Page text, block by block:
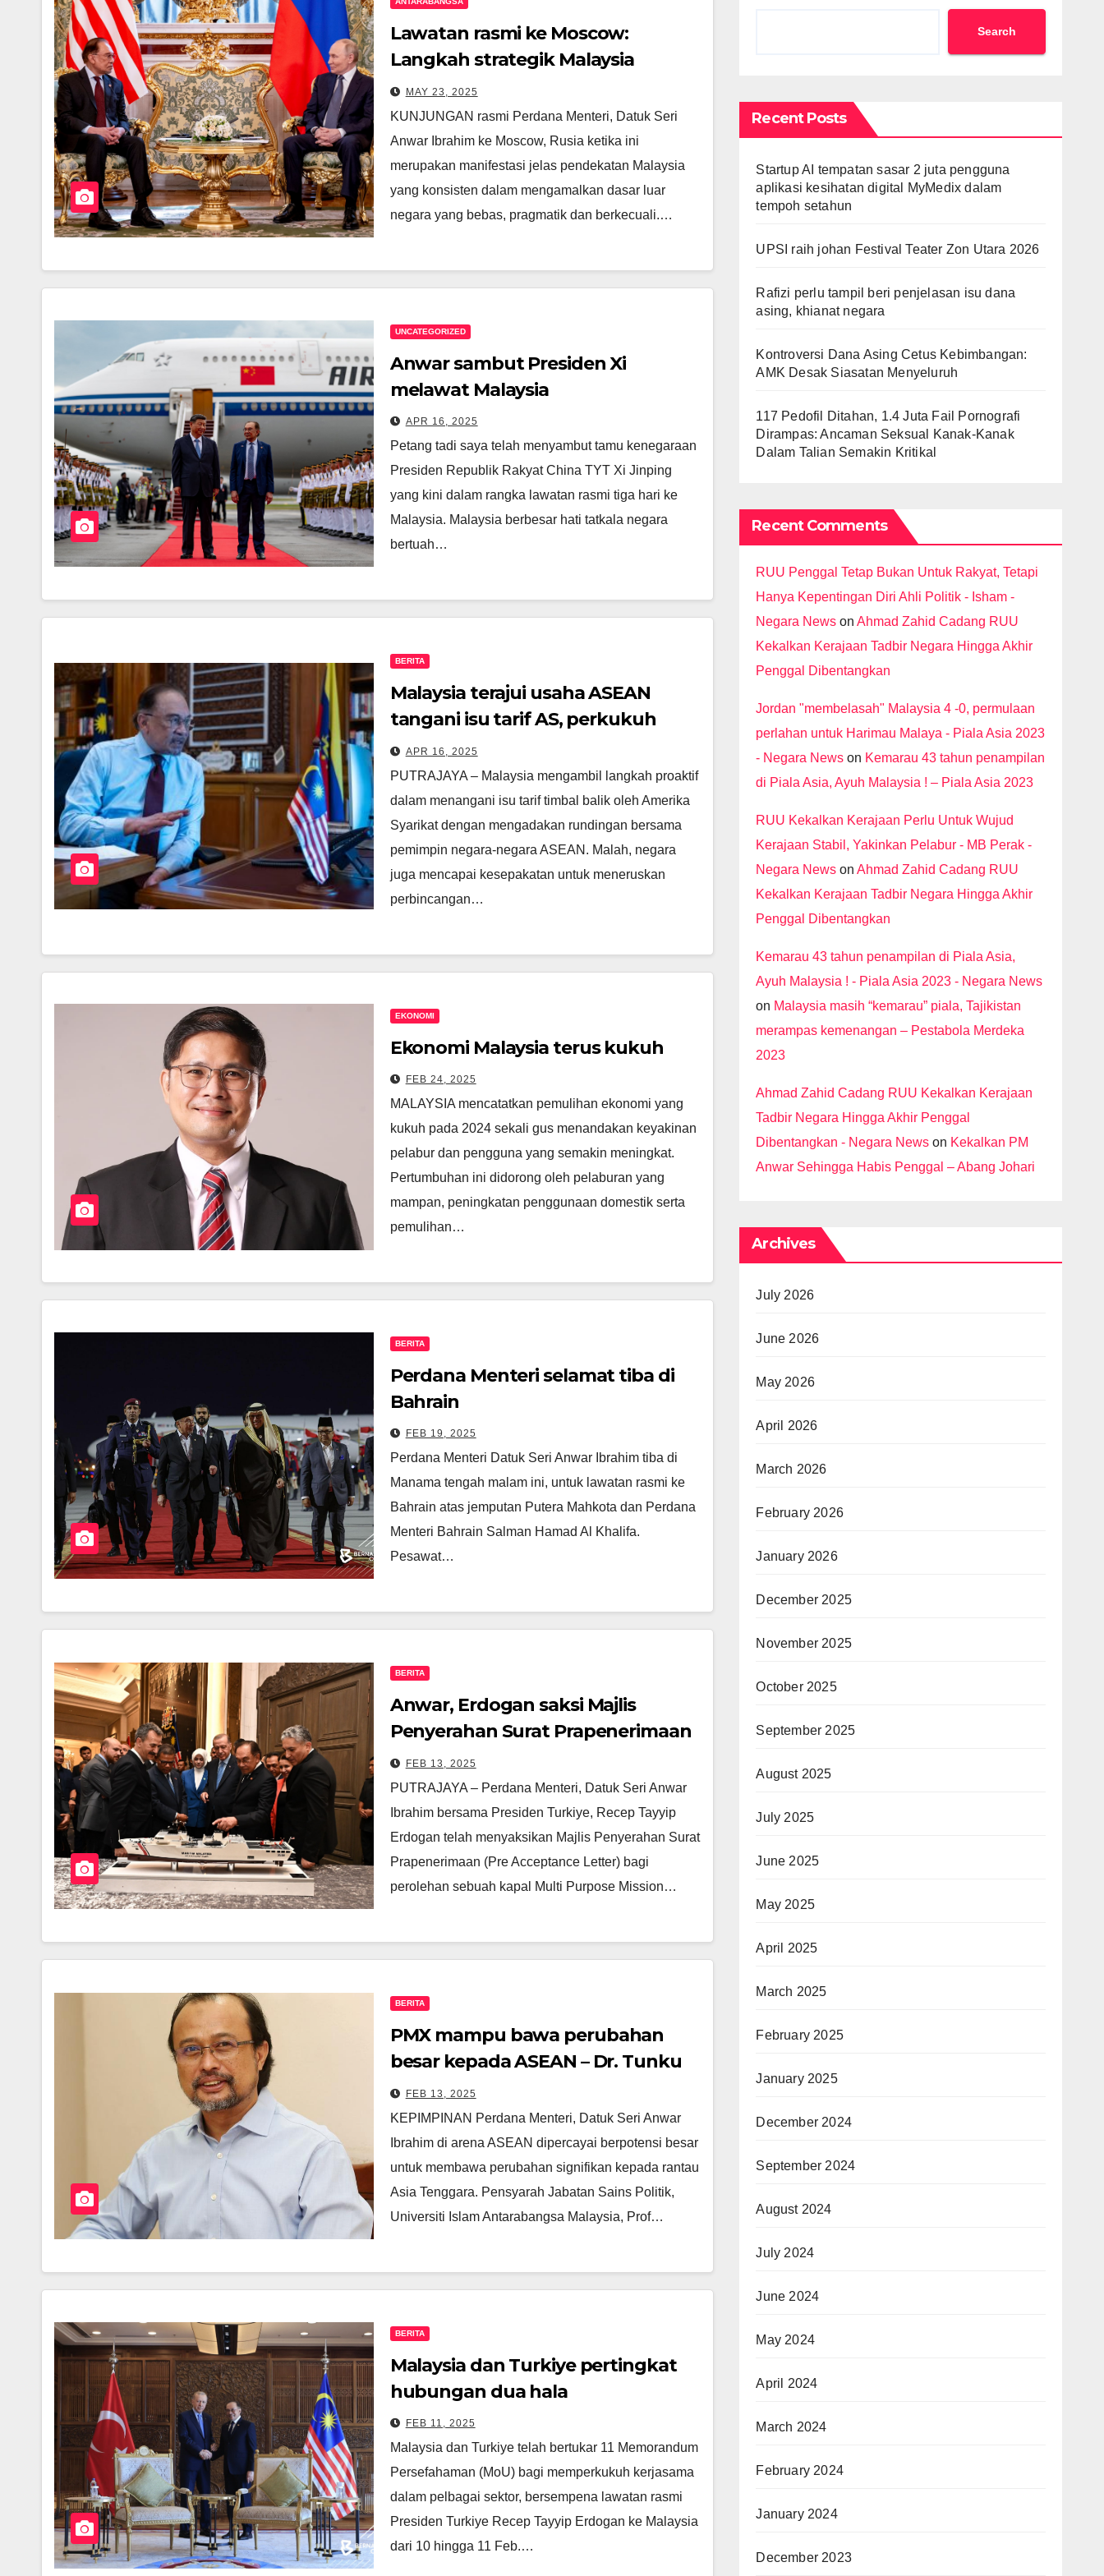
Lawatan rasmi ke Moscow:
Langkah strategik Malaysia
perkukuh diplomasi pelbagai hala
MAY 23, 2025
KUNJUNGAN rasmi Perdana Menteri, Datuk Seri
Anwar Ibrahim ke Moscow, Rusia ketika ini
merupakan manifestasi jelas pendekatan Malaysia
yang konsisten dalam mengamalkan dasar luar
negara yang bebas, pragmatik dan berkecuali.…
UNCATEGORIZED
Anwar sambut Presiden Xi
melawat Malaysia
APR 16, 2025
Petang tadi saya telah menyambut tamu kenegaraan
Presiden Republik Rakyat China TYT Xi Jinping
yang kini dalam rangka lawatan rasmi tiga hari ke
Malaysia. Malaysia berbesar hati tatkala negara
bertuah…
BERITA
Malaysia terajui usaha ASEAN
tangani isu tarif AS, perkukuh
hubungan dua hala dengan
Jepun
APR 16, 2025
PUTRAJAYA – Malaysia mengambil langkah proaktif
dalam menangani isu tarif timbal balik oleh Amerika
Syarikat dengan mengadakan rundingan bersama
pemimpin negara-negara ASEAN. Malah, negara
juga mencapai kesepakatan untuk meneruskan
perbincangan…
EKONOMI
Ekonomi Malaysia terus kukuh
FEB 24, 2025
MALAYSIA mencatatkan pemulihan ekonomi yang
kukuh pada 2024 sekali gus menandakan keyakinan
pelabur dan pengguna yang semakin meningkat.
Pertumbuhan ini didorong oleh pelaburan yang
mampan, peningkatan penggunaan domestik serta
pemulihan…
BERITA
Perdana Menteri selamat tiba di
Bahrain
FEB 19, 2025
Perdana Menteri Datuk Seri Anwar Ibrahim tiba di
Manama tengah malam ini, untuk lawatan rasmi ke
Bahrain atas jemputan Putera Mahkota dan Perdana
Menteri Bahrain Salman Hamad Al Khalifa.
Pesawat…
BERITA
Anwar, Erdogan saksi Majlis
Penyerahan Surat Prapenerimaan
Kapal MPMS untuk Maritim
Malaysia
FEB 13, 2025
PUTRAJAYA – Perdana Menteri, Datuk Seri Anwar
Ibrahim bersama Presiden Turkiye, Recep Tayyip
Erdogan telah menyaksikan Majlis Penyerahan Surat
Prapenerimaan (Pre Acceptance Letter) bagi
perolehan sebuah kapal Multi Purpose Mission…
BERITA
PMX mampu bawa perubahan
besar kepada ASEAN – Dr. Tunku
Mohar
FEB 13, 2025
KEPIMPINAN Perdana Menteri, Datuk Seri Anwar
Ibrahim di arena ASEAN dipercayai berpotensi besar
untuk membawa perubahan signifikan kepada rantau
Asia Tenggara. Pensyarah Jabatan Sains Politik,
Universiti Islam Antarabangsa Malaysia, Prof…
BERITA
Malaysia dan Turkiye pertingkat
hubungan dua hala
FEB 11, 2025
Malaysia dan Turkiye telah bertukar 11 Memorandum
Persefahaman (MoU) bagi memperkukuh kerjasama
dalam pelbagai sektor, bersempena lawatan rasmi
Presiden Turkiye Recep Tayyip Erdogan ke Malaysia
dari 10 hingga 11 Feb.…
Search
Recent Posts
Startup AI tempatan sasar 2 juta pengguna
aplikasi kesihatan digital MyMedix dalam
tempoh setahun
UPSI raih johan Festival Teater Zon Utara 2026
Rafizi perlu tampil beri penjelasan isu dana
asing, khianat negara
Kontroversi Dana Asing Cetus Kebimbangan:
AMK Desak Siasatan Menyeluruh
117 Pedofil Ditahan, 1.4 Juta Fail Pornografi
Dirampas: Ancaman Seksual Kanak-Kanak
Dalam Talian Semakin Kritikal
Recent Comments
RUU Penggal Tetap Bukan Untuk Rakyat, Tetapi
Hanya Kepentingan Diri Ahli Politik - Isham -
Negara News onAhmad Zahid Cadang RUU
Kekalkan Kerajaan Tadbir Negara Hingga Akhir
Penggal Dibentangkan
Jordan "membelasah" Malaysia 4 -0, permulaan
perlahan untuk Harimau Malaya - Piala Asia 2023
- Negara News on Kemarau 43 tahun penampilan
di Piala Asia, Ayuh Malaysia ! – Piala Asia 2023
RUU Kekalkan Kerajaan Perlu Untuk Wujud
Kerajaan Stabil, Yakinkan Pelabur - MB Perak -
Negara News onAhmad Zahid Cadang RUU
Kekalkan Kerajaan Tadbir Negara Hingga Akhir
Penggal Dibentangkan
Kemarau 43 tahun penampilan di Piala Asia,
Ayuh Malaysia ! - Piala Asia 2023 - Negara News
on Malaysia masih “kemarau” piala, Tajikistan
merampas kemenangan – Pestabola Merdeka
2023
Ahmad Zahid Cadang RUU Kekalkan Kerajaan
Tadbir Negara Hingga Akhir Penggal
Dibentangkan - Negara News on Kekalkan PM
Anwar Sehingga Habis Penggal – Abang Johari
Archives
July 2026
June 2026
May 2026
April 2026
March 2026
February 2026
January 2026
December 2025
November 2025
October 2025
September 2025
August 2025
July 2025
June 2025
May 2025
April 2025
March 2025
February 2025
January 2025
December 2024
September 2024
August 2024
July 2024
June 2024
May 2024
April 2024
March 2024
February 2024
January 2024
December 2023